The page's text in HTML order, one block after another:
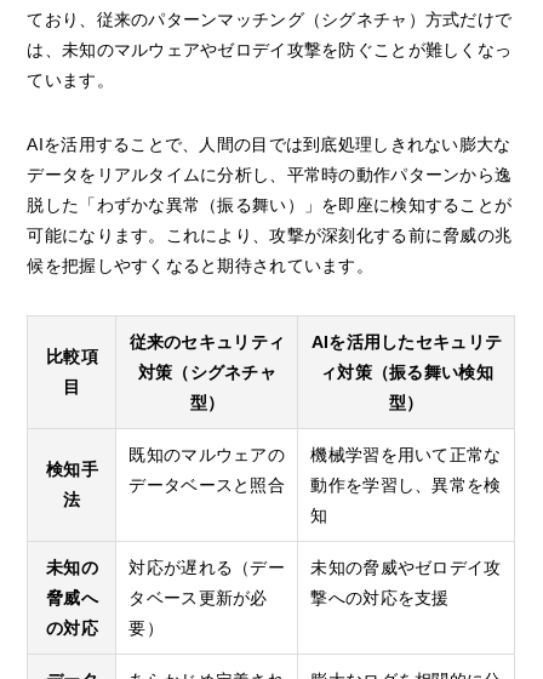
ており、従来のパターンマッチング（シグネチャ）方式だけで
は、未知のマルウェアやゼロデイ攻撃を防ぐことが難しくなっ
ています。
AIを活用することで、人間の目では到底処理しきれない膨大な
データをリアルタイムに分析し、平常時の動作パターンから逸
脱した「わずかな異常（振る舞い）」を即座に検知することが
可能になります。これにより、攻撃が深刻化する前に脅威の兆
候を把握しやすくなると期待されています。
比較項
目
従来のセキュリティ
対策（シグネチャ
型）
AIを活用したセキュリテ
ィ対策（振る舞い検知
型）
検知手
法
既知のマルウェアの
データベースと照合
機械学習を用いて正常な
動作を学習し、異常を検
知
未知の
脅威へ
の対応
対応が遅れる（デー
タベース更新が必
要）
未知の脅威やゼロデイ攻
撃への対応を支援